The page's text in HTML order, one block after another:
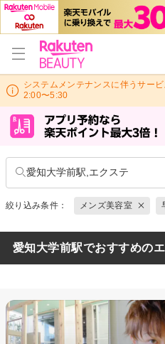
システムメンテナンスに伴うサー
2:00〜5:30
愛知大学前駅,エクステ
絞り込み条件： メンズ美容室
愛知大学前駅でおすすめの